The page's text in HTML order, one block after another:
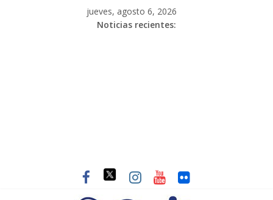
jueves, agosto 6, 2026
Noticias recientes: